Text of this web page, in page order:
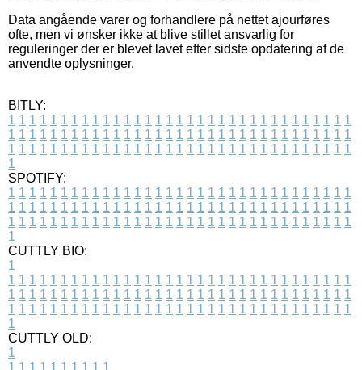
Data angående varer og forhandlere på nettet ajourføres
ofte, men vi ønsker ikke at blive stillet ansvarlig for
reguleringer der er blevet lavet efter sidste opdatering af de
anvendte oplysninger.
BITLY:
1 1 1 1 1 1 1 1 1 1 1 1 1 1 1 1 1 1 1 1 1 1 1 1 1 1 1 1 1 1 1 1 1
1 1 1 1 1 1 1 1 1 1 1 1 1 1 1 1 1 1 1 1 1 1 1 1 1 1 1 1 1 1 1 1 1
1 1 1 1 1 1 1 1 1 1 1 1 1 1 1 1 1 1 1 1 1 1 1 1 1 1 1 1 1 1 1 1 1
1
SPOTIFY:
1 1 1 1 1 1 1 1 1 1 1 1 1 1 1 1 1 1 1 1 1 1 1 1 1 1 1 1 1 1 1 1 1
1 1 1 1 1 1 1 1 1 1 1 1 1 1 1 1 1 1 1 1 1 1 1 1 1 1 1 1 1 1 1 1 1
1 1 1 1 1 1 1 1 1 1 1 1 1 1 1 1 1 1 1 1 1 1 1 1 1 1 1 1 1 1 1 1 1
1
CUTTLY BIO:
1
1 1 1 1 1 1 1 1 1 1 1 1 1 1 1 1 1 1 1 1 1 1 1 1 1 1 1 1 1 1 1 1 1
1 1 1 1 1 1 1 1 1 1 1 1 1 1 1 1 1 1 1 1 1 1 1 1 1 1 1 1 1 1 1 1 1
1 1 1 1 1 1 1 1 1 1 1 1 1 1 1 1 1 1 1 1 1 1 1 1 1 1 1 1 1 1 1 1 1
1
CUTTLY OLD:
1
1 1 1 1 1 1 1 1 1 1